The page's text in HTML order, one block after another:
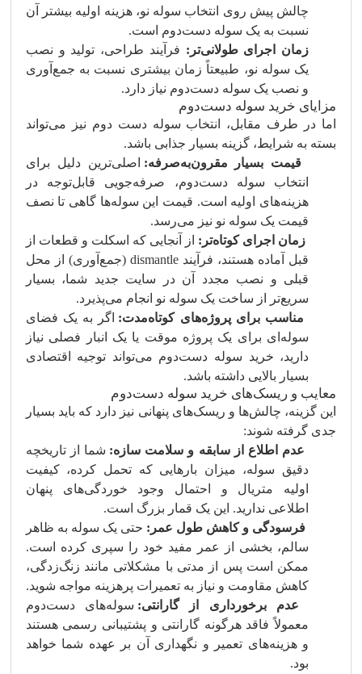
چالش پیش روی انتخاب سوله نو، هزینه اولیه بیشتر آن
نسبت به یک سوله دست‌دوم است.
زمان اجرای طولانی‌تر: فرآیند طراحی، تولید و نصب
یک سوله نو، طبیعتاً زمان بیشتری نسبت به جمع‌آوری
و نصب یک سوله دست‌دوم نیاز دارد.
مزایای خرید سوله دست‌دوم
اما در طرف مقابل، انتخاب سوله دست‌ دوم نیز می‌تواند
بسته به شرایط، گزینه بسیار جذابی باشد.
قیمت بسیار مقرون‌به‌صرفه: اصلی‌ترین دلیل برای
انتخاب سوله دست‌دوم، صرفه‌جویی قابل‌توجه در
هزینه‌های اولیه است. قیمت این سوله‌ها گاهی تا نصف
قیمت یک سوله نو نیز می‌رسد.
زمان اجرای کوتاه‌تر: از آنجایی که اسکلت و قطعات از
قبل آماده هستند، فرآیند dismantle (جمع‌آوری) از محل
قبلی و نصب مجدد آن در سایت جدید شما، بسیار
سریع‌تر از ساخت یک سوله نو انجام می‌پذیرد.
مناسب برای پروژه‌های کوتاه‌مدت: اگر به یک فضای
سوله‌ای برای یک پروژه موقت یا یک انبار فصلی نیاز
دارید، خرید سوله دست‌دوم می‌تواند توجیه اقتصادی
بسیار بالایی داشته باشد.
معایب و ریسک‌های خرید سوله دست‌دوم
این گزینه، چالش‌ها و ریسک‌های پنهانی نیز دارد که باید بسیار
جدی گرفته شوند:
عدم اطلاع از سابقه و سلامت سازه: شما از تاریخچه
دقیق سوله، میزان بارهایی که تحمل کرده، کیفیت
اولیه متریال و احتمال وجود خوردگی‌های پنهان
اطلاعی ندارید. این یک قمار بزرگ است.
فرسودگی و کاهش طول عمر: حتی یک سوله به ظاهر
سالم، بخشی از عمر مفید خود را سپری کرده است.
ممکن است پس از مدتی با مشکلاتی مانند زنگ‌زدگی،
کاهش مقاومت و نیاز به تعمیرات پرهزینه مواجه شوید.
عدم برخورداری از گارانتی: سوله‌های دست‌دوم
معمولاً فاقد هرگونه گارانتی و پشتیبانی رسمی هستند
و هزینه‌های تعمیر و نگهداری آن بر عهده شما خواهد
بود.